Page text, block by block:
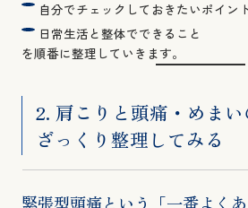
自分でチェックしておきたいポイン
日常生活と整体でできること
を順番に整理していきます。
2. 肩こりと頭痛・めまい
ざっくり整理してみる
緊張型頭痛という「一番よくあ